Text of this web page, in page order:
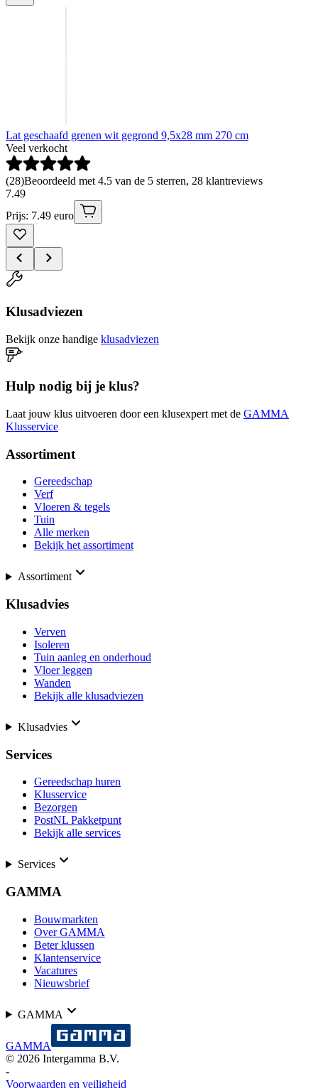
Lat geschaafd grenen wit gegrond 9,5x28 mm 270 cm
Veel verkocht
(28)Beoordeeld met 4.5 van de 5 sterren, 28 klantreviews
7.49
Prijs: 7.49 euro
Klusadviezen
Bekijk onze handige klusadviezen
Hulp nodig bij je klus?
Laat jouw klus uitvoeren door een klusexpert met de GAMMA
Klusservice
Assortiment
Gereedschap
Verf
Vloeren & tegels
Tuin
Alle merken
Bekijk het assortiment
Assortiment
Klusadvies
Verven
Isoleren
Tuin aanleg en onderhoud
Vloer leggen
Wanden
Bekijk alle klusadviezen
Klusadvies
Services
Gereedschap huren
Klusservice
Bezorgen
PostNL Pakketpunt
Bekijk alle services
Services
GAMMA
Bouwmarkten
Over GAMMA
Beter klussen
Klantenservice
Vacatures
Nieuwsbrief
GAMMA
GAMMA
© 2026 Intergamma B.V.
-
Voorwaarden en veiligheid